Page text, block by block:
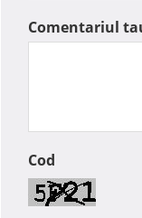
Comentariul
Cod